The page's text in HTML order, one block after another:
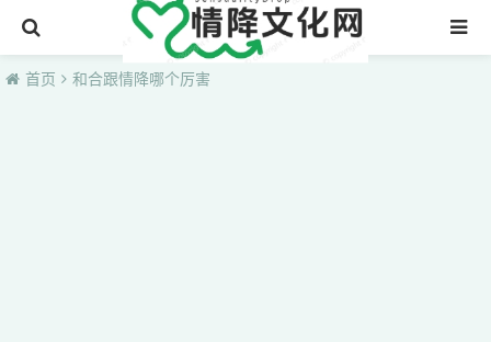
首页
首页 和合跟情降哪个厉害